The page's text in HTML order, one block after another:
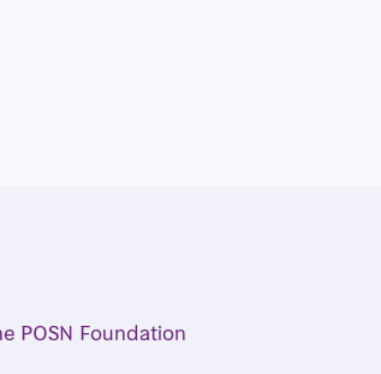
POSN Foundation